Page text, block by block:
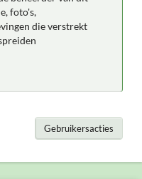
foto's,
die verstrekt
Gebruikersacties